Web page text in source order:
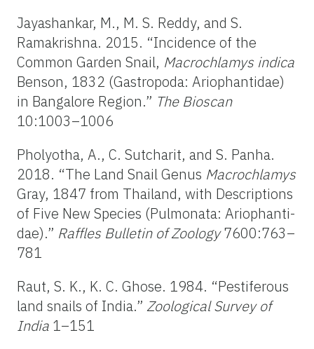
Jayashankar, M., M. S. Reddy, and S.
Ramakrishna. 2015. “Incidence of the
Common Garden Snail, Macrochlamys indica
Benson, 1832 (Gastropoda: Ariophantidae)
in Bangalore Region.” The Bioscan
10:1003–1006
Pholyotha, A., C. Sutcharit, and S. Panha.
2018. “The Land Snail Genus Macrochlamys
Gray, 1847 from Thailand, with Descriptions
of Five New Species (Pulmonata: Ariophanti-
dae).” Raffles Bulletin ofZoology 7600:763–
781
Raut, S. K., K. C. Ghose. 1984. “Pestiferous
land snails of India.” Zoological Survey of
India 1–151